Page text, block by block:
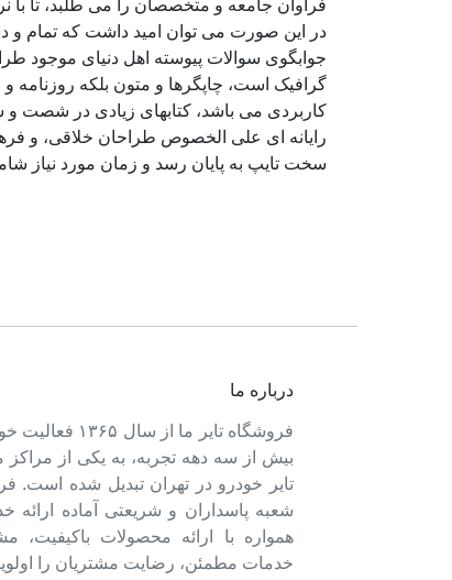
فراوان جامعه و متخصصان را می طلبد، تا با
در این صورت می توان امید داشت که تمام و
جوابگوی سوالات پیوسته اهل دنیای موجود
گرافیک است، چاپگرها و متون بلکه روزنامه
کاربردی می باشد، کتابهای زیادی در شصت و
رایانه ای علی الخصوص طراحان خلاقی، و
سخت تایپ به پایان رسد و زمان مورد نیاز
درباره ما
فروشگاه تایر ما از
بیش از سه دهه تجربه، به یکی از مراکز
تایر خودرو در تهران تبدیل شده است.
شعبه پاسداران و شریعتی آماده ارائه
همواره با ارائه محصولات
خدمات مطمئن، رضایت مشتریان را